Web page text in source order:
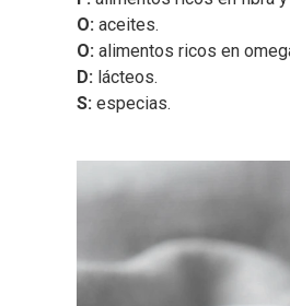
O: aceites.
O: alimentos ricos en
D: lácteos.
S: especias.